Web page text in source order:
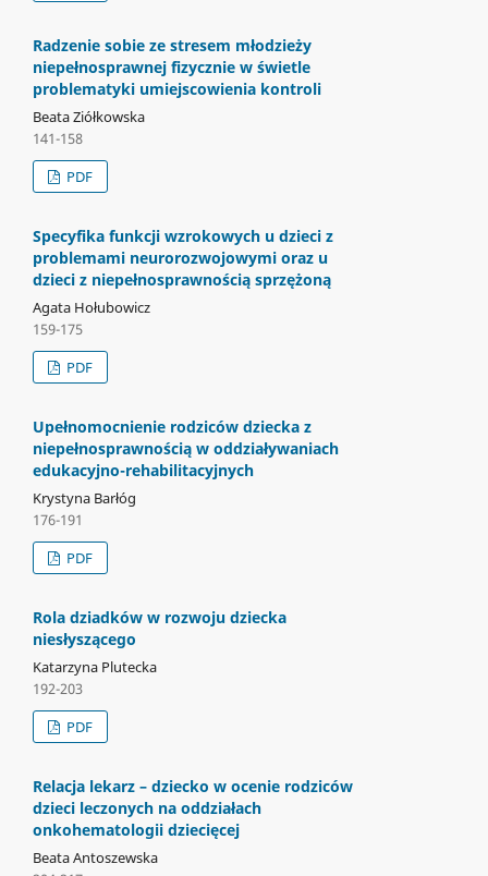
Radzenie sobie ze stresem młodzieży
niepełnosprawnej fizycznie w świetle
problematyki umiejscowienia kontroli
Beata Ziółkowska
141-158
PDF
Specyfika funkcji wzrokowych u dzieci z
problemami neurorozwojowymi oraz u
dzieci z niepełnosprawnością sprzężoną
Agata Hołubowicz
159-175
PDF
Upełnomocnienie rodziców dziecka z
niepełnosprawnością w oddziaływaniach
edukacyjno-rehabilitacyjnych
Krystyna Barłóg
176-191
PDF
Rola dziadków w rozwoju dziecka
niesłyszącego
Katarzyna Plutecka
192-203
PDF
Relacja lekarz – dziecko w ocenie rodziców
dzieci leczonych na oddziałach
onkohematologii dziecięcej
Beata Antoszewska